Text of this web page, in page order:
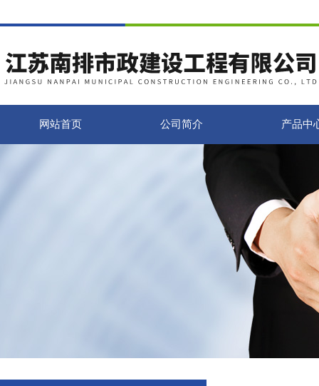
网站首页 公司简介 产品中